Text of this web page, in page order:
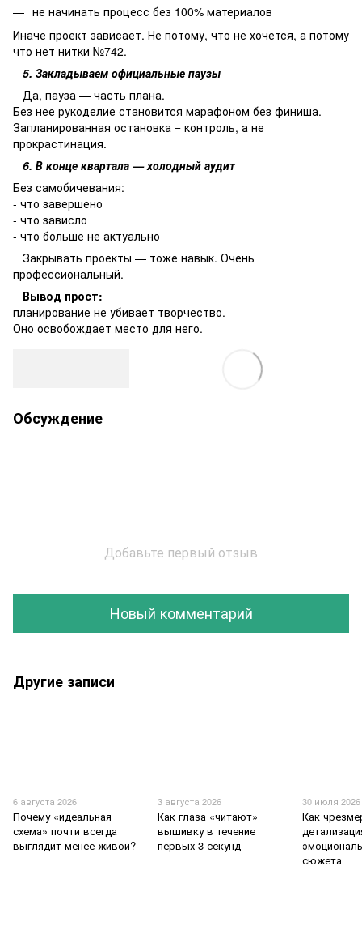
не начинать процесс без 100% материалов
Иначе проект зависает. Не потому, что не хочется, а потому
что нет нитки №742.
5. Закладываем официальные паузы
Да, пауза — часть плана.
Без нее рукоделие становится марафоном без финиша.
Запланированная остановка = контроль, а не
прокрастинация.
6. В конце квартала — холодный аудит
Без самобичевания:
- что завершено
- что зависло
- что больше не актуально
Закрывать проекты — тоже навык. Очень
профессиональный.
Вывод прост:
планирование не убивает творчество.
Оно освобождает место для него.
Обсуждение
Добавьте первый отзыв
Новый комментарий
Другие записи
6 августа 2026
Почему «идеальная
схема» почти всегда
выглядит менее живой?
3 августа 2026
Как глаза «читают»
вышивку в течение
первых 3 секунд
30 июля 2026
Как
сюжета